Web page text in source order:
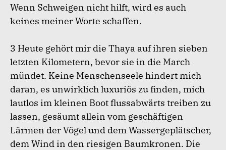
Wenn Schweigen nicht hilft, wird es auch
keines meiner Worte schaffen.
3 Heute gehört mir die Thaya auf ihren sieben
letzten Kilometern, bevor sie in die March
mündet. Keine Menschenseele hindert mich
daran, es unwirklich luxuriös zu finden, mich
lautlos im kleinen Boot flussabwärts treiben zu
lassen, gesäumt allein vom geschäftigen
Lärmen der Vögel und dem Wassergeplätscher,
dem Wind in den riesigen Baumkronen. Die